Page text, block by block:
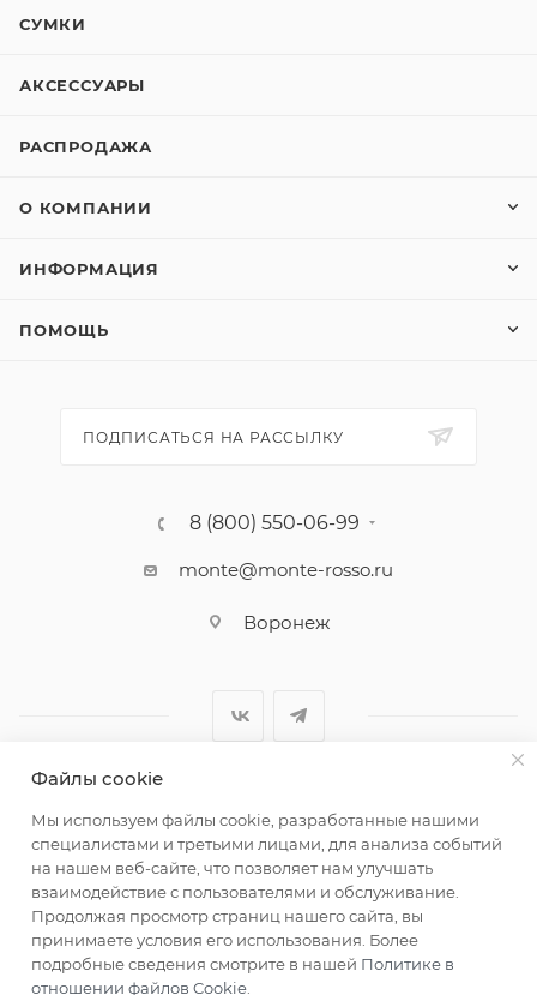
СУМКИ
АКСЕССУАРЫ
РАСПРОДАЖА
О КОМПАНИИ
ИНФОРМАЦИЯ
ПОМОЩЬ
ПОДПИСАТЬСЯ НА РАССЫЛКУ
8 (800) 550-06-99
monte@monte-rosso.ru
Воронеж
женщин
Файлы cookie
Мы используем файлы cookie, разработанные нашими
специалистами и третьими лицами, для анализа событий
на нашем веб-сайте, что позволяет нам улучшать
взаимодействие с пользователями и обслуживание.
Продолжая просмотр страниц нашего сайта, вы
принимаете условия его использования. Более
подробные сведения смотрите в нашей Политике в
отношении файлов Cookie